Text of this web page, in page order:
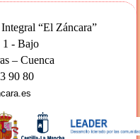
“El Záncara”
1 - Bajo
– Cuenca
90 80